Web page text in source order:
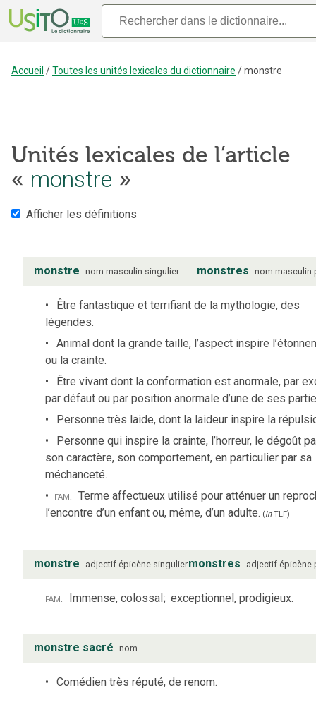
Accueil /Toutes les unités lexicales du dictionnaire /monstre
Unités lexicales de l’article
« monstre »
Afficher les définitions
monstre nom masculin singulier monstres nom masculin
Être fantastique et terrifiant de la mythologie, des
légendes.
Animal dont la grande taille, l’aspect inspire
ou la crainte.
Être vivant dont la conformation est anormale, par
par défaut ou par position anormale d’une de ses
Personne très laide, dont la laideur inspire la
Personne qui inspire la crainte, l’horreur, le dégoût
son caractère, son comportement, en particulier par sa
méchanceté.
fam. Terme affectueux utilisé pour atténuer un
l’encontre d’un enfant ou, même, d’un adulte. (inTLF)
monstre adjectif épicène singuliermonstres adjectif épicène
fam. Immense, colossal; exceptionnel, prodigieux.
monstre sacré nom
Comédien très réputé, de renom.